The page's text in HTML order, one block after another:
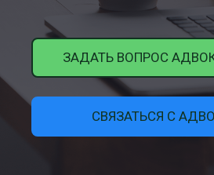
ЗАДАТЬ ВОПРОС
СВЯЗАТЬСЯ С